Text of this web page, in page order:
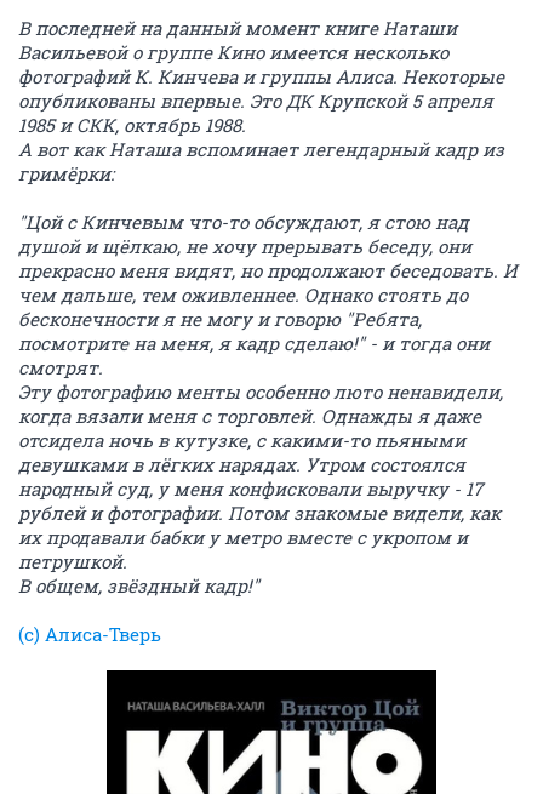
В последней на данный момент книге Наташи
Васильевой о группе Кино имеется несколько
фотографий К. Кинчева и группы Алиса. Некоторые
опубликованы впервые. Это ДК Крупской 5 апреля
1985 и СКК, октябрь 1988.
А вот как Наташа вспоминает легендарный кадр из
гримёрки:
"Цой с Кинчевым что-то обсуждают, я стою над
душой и щёлкаю, не хочу прерывать беседу, они
прекрасно меня видят, но продолжают беседовать. И
чем дальше, тем оживленнее. Однако стоять до
бесконечности я не могу и говорю "Ребята,
посмотрите на меня, я кадр сделаю!" - и тогда они
смотрят.
Эту фотографию менты особенно люто ненавидели,
когда вязали меня с торговлей. Однажды я даже
отсидела ночь в кутузке, с какими-то пьяными
девушками в лёгких нарядах. Утром состоялся
народный суд, у меня конфисковали выручку - 17
рублей и фотографии. Потом знакомые видели, как
их продавали бабки у метро вместе с укропом и
петрушкой.
В общем, звёздный кадр!"
(с) Алиса-Тверь